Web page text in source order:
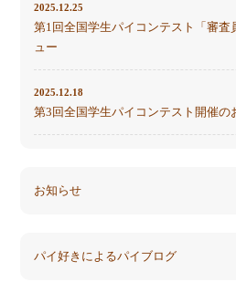
2025.12.25
第1回全国学生パイコンテスト「審
ュー
2025.12.18
第3回全国学生パイコンテスト開催の
お知らせ
パイ好きによるパイブログ